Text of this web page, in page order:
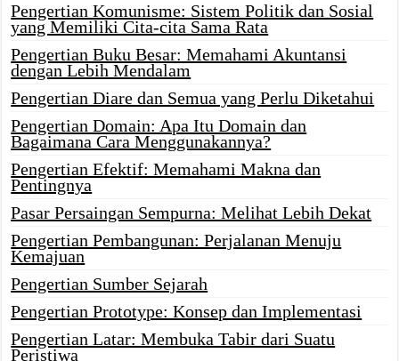
Pengertian Komunisme: Sistem Politik dan Sosial
yang Memiliki Cita-cita Sama Rata
Pengertian Buku Besar: Memahami Akuntansi
dengan Lebih Mendalam
Pengertian Diare dan Semua yang Perlu Diketahui
Pengertian Domain: Apa Itu Domain dan
Bagaimana Cara Menggunakannya?
Pengertian Efektif: Memahami Makna dan
Pentingnya
Pasar Persaingan Sempurna: Melihat Lebih Dekat
Pengertian Pembangunan: Perjalanan Menuju
Kemajuan
Pengertian Sumber Sejarah
Pengertian Prototype: Konsep dan Implementasi
Pengertian Latar: Membuka Tabir dari Suatu
Peristiwa